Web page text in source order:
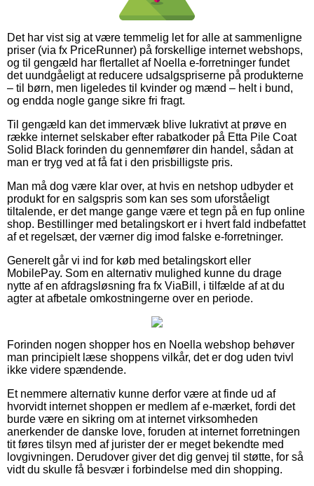
Det har vist sig at være temmelig let for alle at sammenligne
priser (via fx PriceRunner) på forskellige internet webshops,
og til gengæld har flertallet af Noella e-forretninger fundet
det uundgåeligt at reducere udsalgspriserne på produkterne
– til børn, men ligeledes til kvinder og mænd – helt i bund,
og endda nogle gange sikre fri fragt.
Til gengæld kan det immervæk blive lukrativt at prøve en
række internet selskaber efter rabatkoder på Etta Pile Coat
Solid Black forinden du gennemfører din handel, sådan at
man er tryg ved at få fat i den prisbilligste pris.
Man må dog være klar over, at hvis en netshop udbyder et
produkt for en salgspris som kan ses som uforståeligt
tiltalende, er det mange gange være et tegn på en fup online
shop. Bestillinger med betalingskort er i hvert fald indbefattet
af et regelsæt, der værner dig imod falske e-forretninger.
Generelt går vi ind for køb med betalingskort eller
MobilePay. Som en alternativ mulighed kunne du drage
nytte af en afdragsløsning fra fx ViaBill, i tilfælde af at du
agter at afbetale omkostningerne over en periode.
Forinden nogen shopper hos en Noella webshop behøver
man principielt læse shoppens vilkår, det er dog uden tvivl
ikke videre spændende.
Et nemmere alternativ kunne derfor være at finde ud af
hvorvidt internet shoppen er medlem af e-mærket, fordi det
burde være en sikring om at internet virksomheden
anerkender de danske love, foruden at internet forretningen
tit føres tilsyn med af jurister der er meget bekendte med
lovgivningen. Derudover giver det dig genvej til støtte, for så
vidt du skulle få besvær i forbindelse med din shopping.